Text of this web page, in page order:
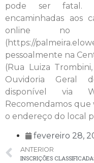
pode ser fatal.
encaminhadas aos
online no
(https://
pessoalmente na
(Rua Luiza
Ouvidoria Geral
disponível via
Recomendamos
o endereço do local
fevereiro 28,
ANTERIOR